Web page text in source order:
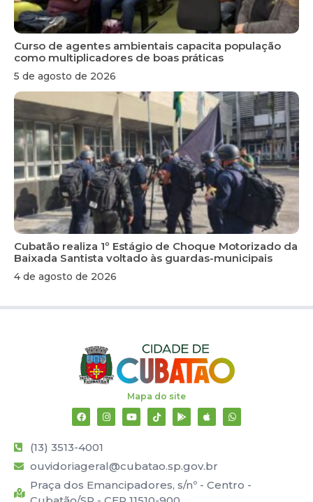
Curso de agentes ambientais capacita população
como multiplicadores de boas práticas
5 de agosto de 2026
Cubatão realiza 1º Estágio de Choque Motorizado da
Baixada Santista voltado às guardas-municipais
4 de agosto de 2026
Mapa do site
(13) 3513-4001
ouvidoriageral@cubatao.sp.gov.br
Praça dos Emancipadores, s/nº - Centro -